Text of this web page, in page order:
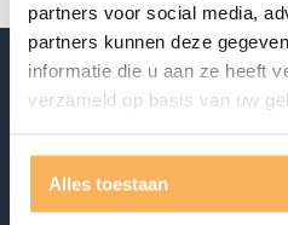
partners voor social media,
partners kunnen deze
informatie die u aan ze heeft
verzameld op basis van uw
Alles toestaan